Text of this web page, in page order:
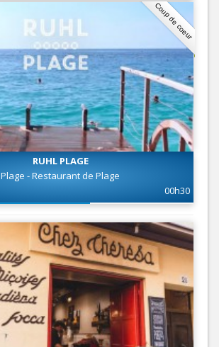
Coup de coeur
RUHL PLAGE
Plage - Restaurant de Plage
00h30